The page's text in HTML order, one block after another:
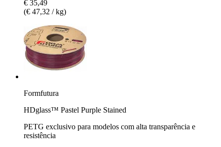
€ 35,49
(€ 47,32 / kg)
Formfutura
HDglass™ Pastel Purple Stained
PETG exclusivo para modelos com alta transparência e
resistência